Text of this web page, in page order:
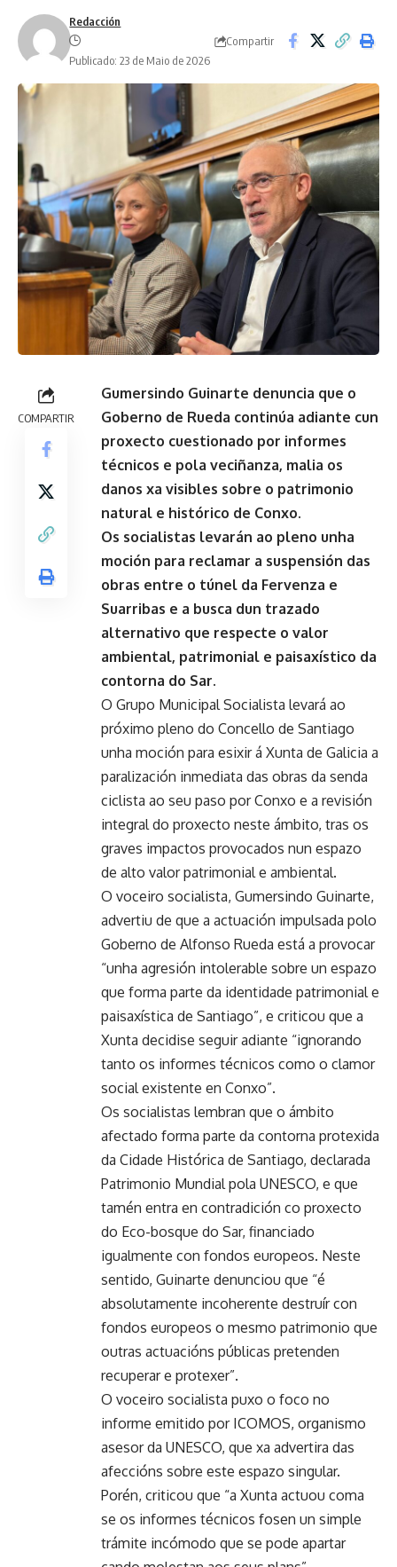
Redacción
Publicado: 23 de Maio de 2026
Compartir
COMPARTIR
Gumersindo Guinarte denuncia que o
Goberno de Rueda continúa adiante cun
proxecto cuestionado por informes
técnicos e pola veciñanza, malia os
danos xa visibles sobre o patrimonio
natural e histórico de Conxo.
Os socialistas levarán ao pleno unha
moción para reclamar a suspensión das
obras entre o túnel da Fervenza e
Suarribas e a busca dun trazado
alternativo que respecte o valor
ambiental, patrimonial e paisaxístico da
contorna do Sar.
O Grupo Municipal Socialista levará ao
próximo pleno do Concello de Santiago
unha moción para esixir á Xunta de Galicia a
paralización inmediata das obras da senda
ciclista ao seu paso por Conxo e a revisión
integral do proxecto neste ámbito, tras os
graves impactos provocados nun espazo
de alto valor patrimonial e ambiental.
O voceiro socialista, Gumersindo Guinarte,
advertiu de que a actuación impulsada polo
Goberno de Alfonso Rueda está a provocar
“unha agresión intolerable sobre un espazo
que forma parte da identidade patrimonial e
paisaxística de Santiago”, e criticou que a
Xunta decidise seguir adiante “ignorando
tanto os informes técnicos como o clamor
social existente en Conxo”.
Os socialistas lembran que o ámbito
afectado forma parte da contorna protexida
da Cidade Histórica de Santiago, declarada
Patrimonio Mundial pola UNESCO, e que
tamén entra en contradición co proxecto
do Eco-bosque do Sar, financiado
igualmente con fondos europeos. Neste
sentido, Guinarte denunciou que “é
absolutamente incoherente destruír con
fondos europeos o mesmo patrimonio que
outras actuacións públicas pretenden
recuperar e protexer”.
O voceiro socialista puxo o foco no
informe emitido por ICOMOS, organismo
asesor da UNESCO, que xa advertira das
afeccións sobre este espazo singular.
Porén, criticou que “a Xunta actuou coma
se os informes técnicos fosen un simple
trámite incómodo que se pode apartar